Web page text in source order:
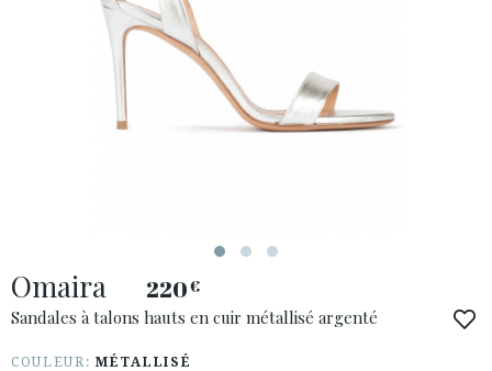
Talon haut
ACCÈS À MA COMMANDE
Omaira 220€
Sandales à talons hauts en cuir métallisé argenté
COULEUR:MÉTALLISÉ